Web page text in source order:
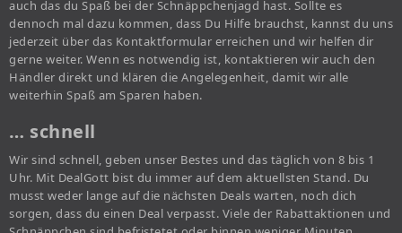
auch das du Spaß bei der Schnäppchenjagd hast. Sollte es
dennoch mal dazu kommen, dass Du Hilfe brauchst, kannst du uns
jederzeit über das Kontaktformular erreichen und wir helfen dir
gerne weiter. Wenn es notwendig ist, kontaktieren wir auch den
Händler direkt und klären die Angelegenheit, damit wir alle
weiterhin Spaß am Sparen haben.
… schnell
Wir sind schnell, geben unser Bestes und das täglich von 8 bis 1
Uhr. Mit DealGott bist du immer auf dem aktuellsten Stand. Du
musst weder lange auf die nächsten Deals warten, noch dich
sorgen, dass du einen Deal verpasst. Viele der Rabattaktionen und